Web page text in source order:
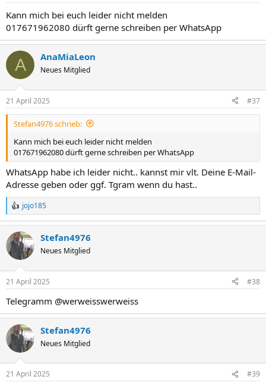
:
Kann mich bei euch leider nicht melden
017671962080 dürft gerne schreiben per WhatsApp
A AnaMiaLeon
Neues Mitglied
21 April 2025 #37
Stefan4976 schrieb:
Kann mich bei euch leider nicht melden
017671962080 dürft gerne schreiben per WhatsApp
WhatsApp habe ich leider nicht.. kannst mir vlt. Deine E-Mail-
Adresse geben oder ggf. Tgram wenn du hast..
R
e
k
t
i
e
:
jojo185
Stefan4976
Neues Mitglied
21 April 2025 #38
Telegramm @werweisswerweiss
Stefan4976
Neues Mitglied
21 April 2025 #39